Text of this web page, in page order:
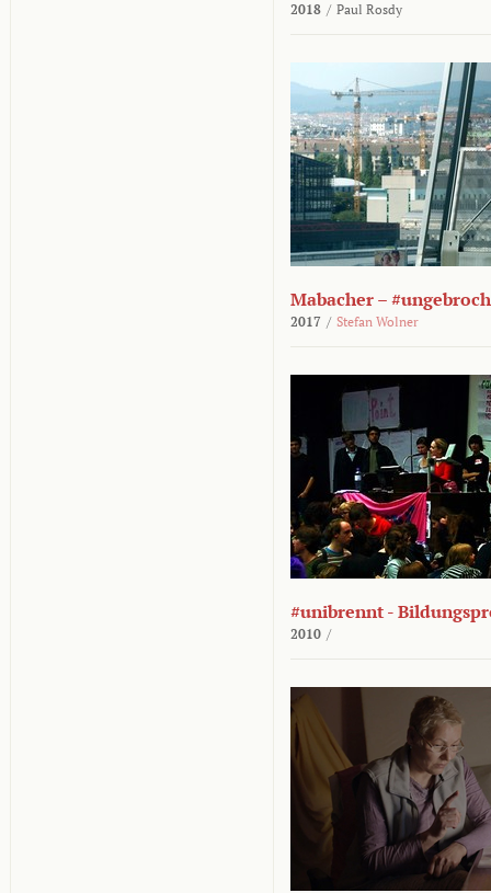
2018 / Paul Rosdy
Mabacher –
2017 / Stefan Wolner
#unibrennt -
2010 /